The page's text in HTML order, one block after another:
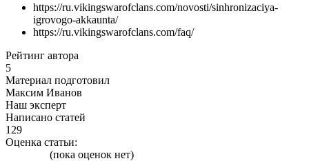
https://ru.vikingswarofclans.com/novosti/sinhronizaciya-
igrovogo-akkaunta/
https://ru.vikingswarofclans.com/faq/
Рейтинг автора
5
Материал подготовил
Максим Иванов
Наш эксперт
Написано статей
129
Оценка статьи:
(пока оценок нет)